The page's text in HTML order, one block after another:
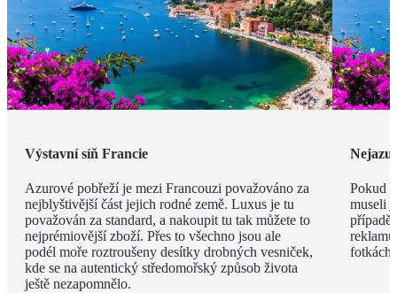
Výstavní síň Francie
Azurové pobřeží je mezi Francouzi považováno za
nejblyštivější část jejich rodné země. Luxus je tu
považován za standard, a nakoupit tu tak můžete to
nejprémiovější zboží. Přes to všechno jsou ale
podél moře roztroušeny desítky drobných vesniček,
kde se na autentický středomořský způsob života
ještě nezapomnělo.
Pokud
museli
případě
fotkách!